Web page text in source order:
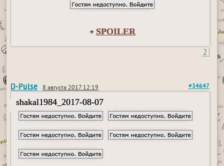
+ SPOILER
2
D-Pulse 8 августа 2017 12:19 #34647
shakal1984_2017-08-07